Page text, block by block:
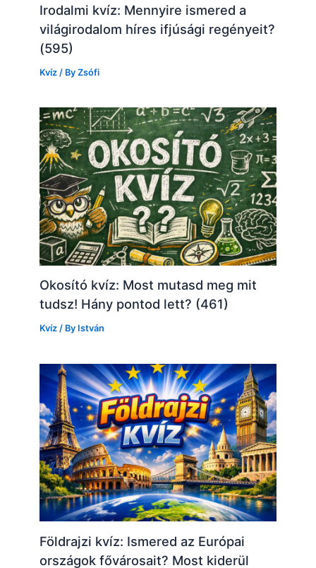
Irodalmi kvíz: Mennyire ismered a
világirodalom híres ifjúsági regényeit?
(595)
Kvíz / ByZsófi
Okosító kvíz: Most mutasd meg mit
tudsz! Hány pontod lett? (461)
Kvíz / By István
Földrajzi kvíz: Ismered az Európai
országok fővárosait? Most kiderül